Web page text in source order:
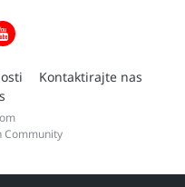
Kontaktirajte nas
Community